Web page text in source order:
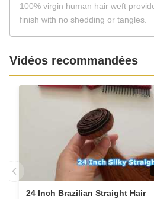
100% virgin human hair weft
finish with no shedding or tangles.
Vidéos recommandées
24 Inch Brazilian Straight Hair